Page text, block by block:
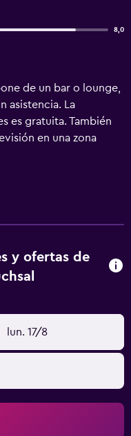
8,0
de un bar o lounge,
asistencia. La
es gratuita. También
en una zona
PLAZA INN
minibar y caja
llamadas locales
Las habitaciones
plancha.
y ofertas de
lun. 17/8